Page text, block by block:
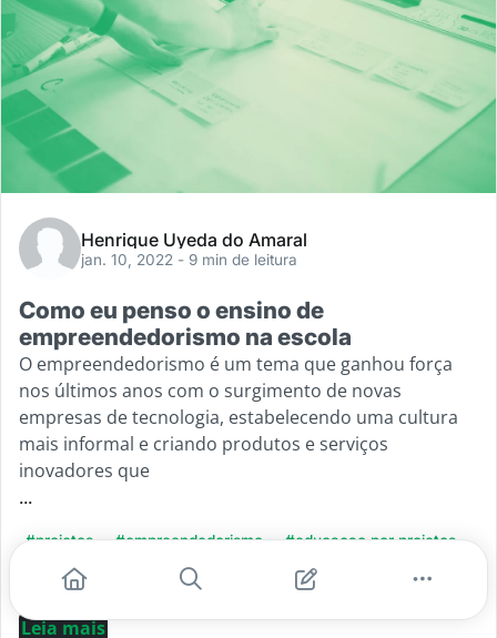
Henrique Uyeda do Amaral
jan. 10, 2022 - 9 min de leitura
Como eu penso o ensino de
empreendedorismo na escola
O empreendedorismo é um tema que ganhou força
nos últimos anos com o surgimento de novas
empresas de tecnologia, estabelecendo uma cultura
mais informal e criando produtos e serviços
inovadores que
...
#projetos #empreendedorismo
#educacao por projetos
#design thinking
#metodologias ativas
Leia mais